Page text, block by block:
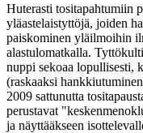
Huterasti tositapahtumiin
yläastelaistyttöjä, joiden
paiskominen yläilmoihin
alastulomatkalla.
nuppi sekoaa lopullisesti,
(raskaaksi
2009 sattunutta
perustavat
ja näyttääkseen